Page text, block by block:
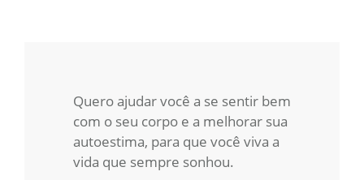
Quero ajudar você a se sentir bem
com o seu corpo e a melhorar sua
autoestima, para que você viva a
vida que sempre sonhou.